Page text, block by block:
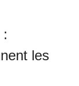
:
les